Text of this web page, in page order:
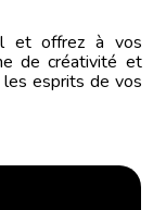
et offrez à vos
de créativité et
les esprits de vos